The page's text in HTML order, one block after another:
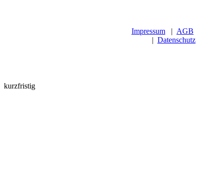
Impressum | AGB
| Datenschutz
kurzfristig